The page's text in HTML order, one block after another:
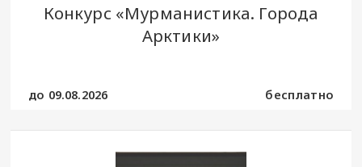
Конкурс «Мурманистика. Города
Арктики»
до 09.08.2026 бесплатно